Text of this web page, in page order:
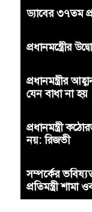
ড্যাবের ৩৭তম
প্রধানমন্ত্রীের
প্রধানমন্ত্রীর
যেন বাধা না হয়
প্রধানমন্ত্রী
নয়: রিজভী
সম্পর্কের
প্রতিমন্ত্রী শামা